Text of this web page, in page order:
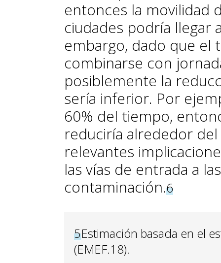
entonces la movilidad
ciudades podría llegar
embargo, dado que el
combinarse con
posiblemente la
sería inferior. Por
60% del tiempo,
reduciría alrededor
relevantes
las vías de entrada a
contaminación.6
5Estimación basada en el
(EMEF.18).